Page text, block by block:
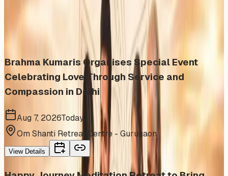
Similar events from the same venue, organizer, or
category
Brahma Kumaris Organises Special Event
Celebrating Love Through Service and
Compassion in Delhi
Aug 7, 2026Today
Om Shanti Retreat Centre - Gurugaon
View Details